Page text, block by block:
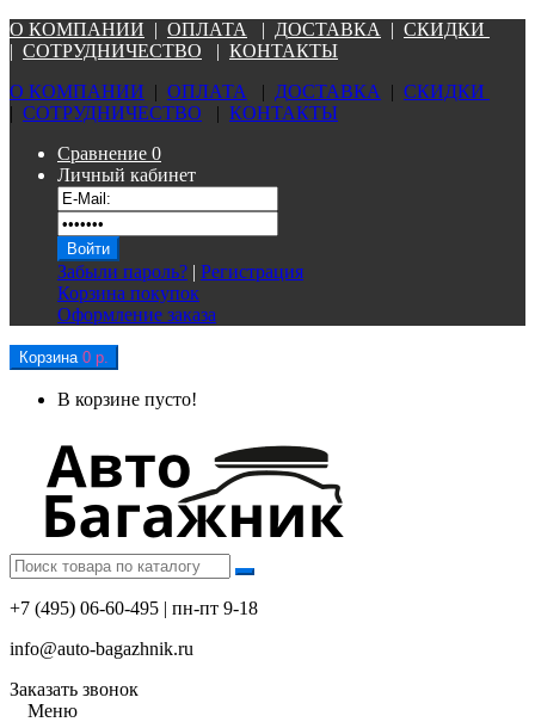
О КОМПАНИИ | ОПЛАТА | ДОСТАВКА | СКИДКИ
| СОТРУДНИЧЕСТВО | КОНТАКТЫ
О КОМПАНИИ | ОПЛАТА | ДОСТАВКА | СКИДКИ
| СОТРУДНИЧЕСТВО | КОНТАКТЫ
Сравнение 0
Личный кабинет
Забыли пароль? | Регистрация
Корзина покупок
Оформление заказа
Корзина 0 р.
В корзине пусто!
+7 (495) 06-60-495 | пн-пт 9-18
info@auto-bagazhnik.ru
Заказать звонок
Меню